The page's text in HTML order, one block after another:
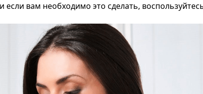
вам необходимо это сделать,